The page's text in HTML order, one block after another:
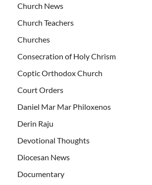
Church News
Church Teachers
Churches
Consecration of Holy Chrism
Coptic Orthodox Church
Court Orders
Daniel Mar Mar Philoxenos
Derin Raju
Devotional Thoughts
Diocesan News
Documentary